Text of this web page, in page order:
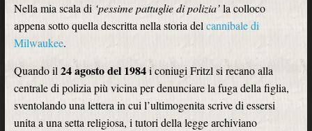
Nella mia scala di ‘pessime pattuglie di polizia’la colloco
appena sotto quella descritta nella storia delcannibale di
Milwaukee.
Quando il24 agosto del 1984i coniugi Fritzl si recano alla
centrale di polizia più vicina per denunciare la fuga della figlia,
sventolando una lettera in cui l’ultimogenita scrive di essersi
unita a una setta religiosa, i tutori della legge archiviano